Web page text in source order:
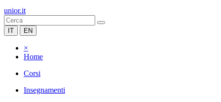
unior.it
IT EN
×
Home
Corsi
Insegnamenti